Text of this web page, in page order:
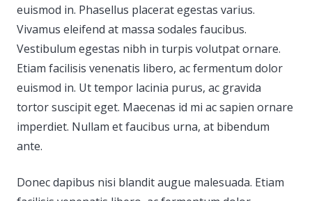
euismod in. Phasellus placerat egestas varius.
Vivamus eleifend at massa sodales faucibus.
Vestibulum egestas nibh in turpis volutpat ornare.
Etiam facilisis venenatis libero, ac fermentum dolor
euismod in. Ut tempor lacinia purus, ac gravida
tortor suscipit eget. Maecenas id mi ac sapien ornare
imperdiet. Nullam et faucibus urna, at bibendum
ante.
Donec dapibus nisi blandit augue malesuada. Etiam